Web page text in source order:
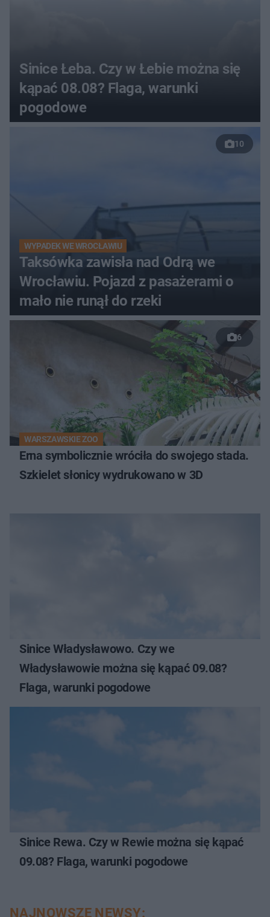
Sinice Łeba. Czy w Łebie można się
kąpać 08.08? Flaga, warunki
pogodowe
10
WYPADEK WE WROCŁAWIU
Taksówka zawisła nad Odrą we
Wrocławiu. Pojazd z pasażerami o
mało nie runął do rzeki
6
WARSZAWSKIE ZOO
Erna symbolicznie wróciła do swojego stada.
Szkielet słonicy wydrukowano w 3D
Sinice Władysławowo. Czy we
Władysławowie można się kąpać 09.08?
Flaga, warunki pogodowe
Sinice Rewa. Czy w Rewie można się kąpać
09.08? Flaga, warunki pogodowe
NAJNOWSZE NEWSY: